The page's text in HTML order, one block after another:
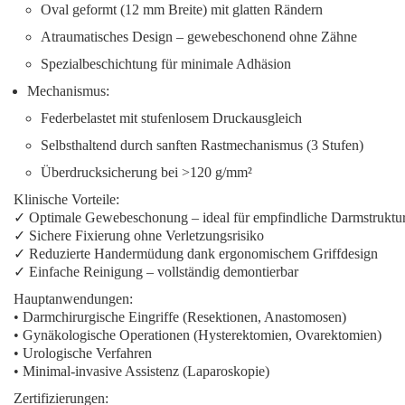
Oval geformt (12 mm Breite) mit glatten Rändern
Atraumatisches Design – gewebeschonend ohne Zähne
Spezialbeschichtung für minimale Adhäsion
Mechanismus:
Federbelastet mit stufenlosem Druckausgleich
Selbsthaltend durch sanften Rastmechanismus (3 Stufen)
Überdrucksicherung bei >120 g/mm²
Klinische Vorteile:
✓ Optimale Gewebeschonung – ideal für empfindliche
✓ Sichere Fixierung ohne Verletzungsrisiko
✓ Reduzierte Handermüdung dank ergonomischem Griffdesign
✓ Einfache Reinigung – vollständig demontierbar
Hauptanwendungen:
• Darmchirurgische Eingriffe (Resektionen, Anastomosen)
• Gynäkologische Operationen (Hysterektomien, Ovarektomien)
• Urologische Verfahren
• Minimal-invasive Assistenz (Laparoskopie)
Zertifizierungen: